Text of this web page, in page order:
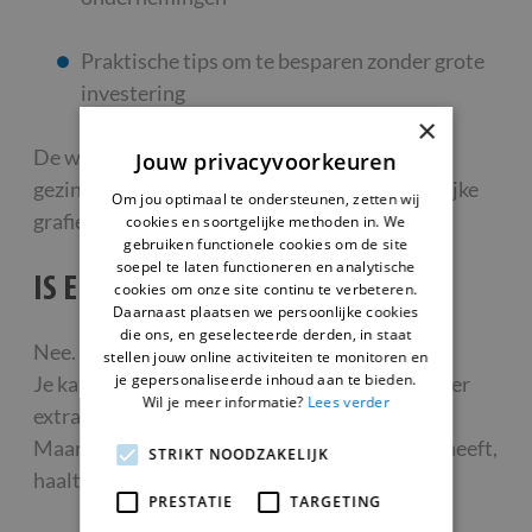
Praktische tips om te besparen zonder grote
investering
De website is speciaal gemaakt voor gewone
gezinnen, dus zonder technische taal of moeilijke
grafieken.
IS EEN EMS VERPLICHT?
Nee.
Je kan perfect een digitale meter hebben zonder
extra systeem.
Maar wie echt wil besparen of zonnepanelen heeft,
haalt er veel voordeel uit.
×
Jouw privacyvoorkeuren
Om jou optimaal te ondersteunen, zetten wij
cookies en soortgelijke methoden in. We
gebruiken functionele cookies om de site
soepel te laten functioneren en analytische
cookies om onze site continu te verbeteren.
Daarnaast plaatsen we persoonlijke cookies
die ons, en geselecteerde derden, in staat
stellen jouw online activiteiten te monitoren en
je gepersonaliseerde inhoud aan te bieden.
Wil je meer informatie? Lees verder
STRIKT NOODZAKELIJK
PRESTATIE TARGETING